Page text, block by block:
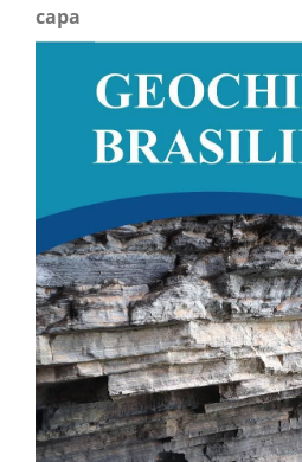
capa